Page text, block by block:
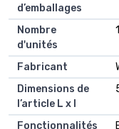
d’emballages
Nombre
d'unités
Fabricant
Dimensions de
l’article L x l
Fonctionnalités